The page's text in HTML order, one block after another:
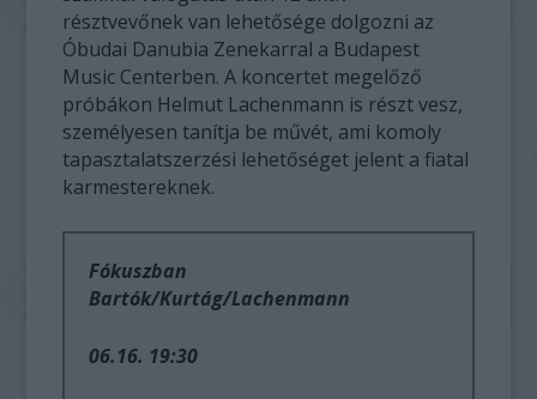
résztvevőnek van lehetősége dolgozni az
Óbudai Danubia Zenekarral a Budapest
Music Centerben. A koncertet megelőző
próbákon Helmut Lachenmann is részt vesz,
személyesen tanítja be művét, ami komoly
tapasztalatszerzési lehetőséget jelent a fiatal
karmestereknek.
Fókuszban
Bartók/Kurtág/Lachenmann
06.16. 19:30